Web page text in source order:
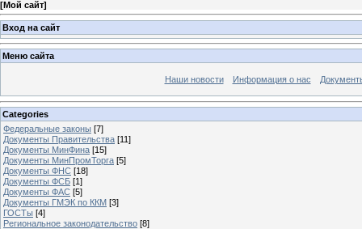
[Мой сайт]
Вход на сайт
Меню сайта
Наши новости Информация о нас
Categories
Федеральные законы [7]
Документы Правительства [11]
Документы МинФина [15]
Документы МинПромТорга [5]
Документы ФНС [18]
Документы ФСБ [1]
Документы ФАС [5]
Документы ГМЭК по ККМ [3]
ГОСТы [4]
Региональное законодательство [8]